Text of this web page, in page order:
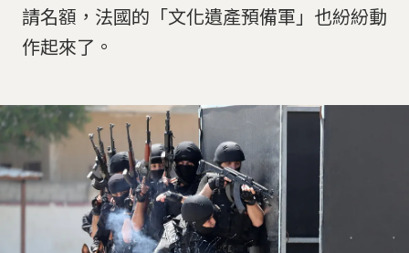
請名額，法國的「文化遺產預備軍」也紛紛動
作起來了。